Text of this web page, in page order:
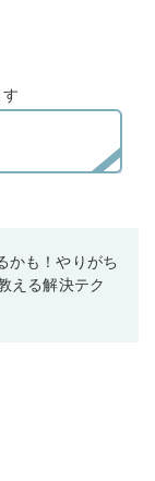
かも！やりがち
える解決テク